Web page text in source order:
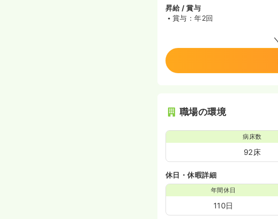
昇給 / 賞与
賞与：年2回
職場の環境
病床数
92床
休日・休暇詳細
年間休日
110日